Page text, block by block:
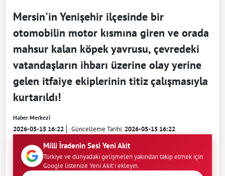
Mersin'in Yenişehir ilçesinde bir
otomobilin motor kısmına giren ve orada
mahsur kalan köpek yavrusu, çevredeki
vatandaşların ihbarı üzerine olay yerine
gelen itfaiye ekiplerinin titiz çalışmasıyla
kurtarıldı!
Haber Merkezi
2026-05-15 16:22 Güncelleme Tarihi:2026-05-15 16:22
Milli İradenin Sesi Yeni Akit
Türkiye ve dünyadaki gelişmeleri yakından takip etmek için
Google listenize Yeni Akit'i ekleyin.